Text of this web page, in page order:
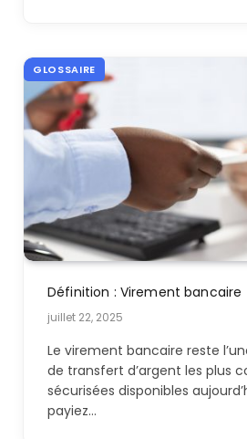
GLOSSAIRE
Définition : Virement bancaire
juillet 22, 2025
Le virement bancaire reste
de transfert d’argent les plus
sécurisées disponibles
payiez…